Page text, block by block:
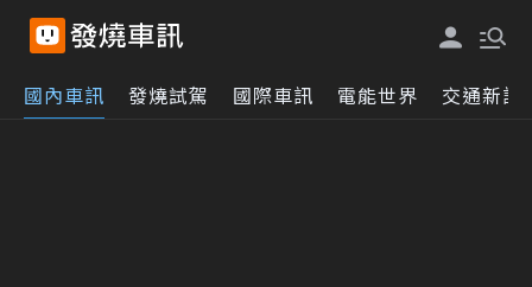
國內車訊 發燒試駕 國際車訊 電能世界 交通新訊